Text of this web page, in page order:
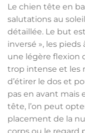
Le chien tête en
salutations au
détaillée. Le but
inversé », les
une légère flexion
trop intense et les
d’étirer le dos et
pas en avant mais
tête, l’on peut
placement de la